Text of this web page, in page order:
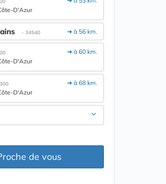
D'Azur
➔ à 56 km.
- 34540
➔ à 60 km.
D'Azur
➔ à 68 km.
D'Azur
de vous